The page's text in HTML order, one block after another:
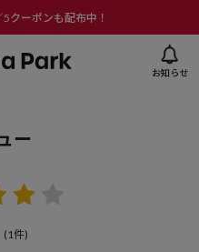
クーポンも配布中！
お知らせ
ー
(1件)